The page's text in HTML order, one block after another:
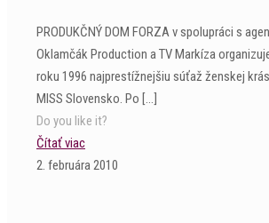
PRODUKČNÝ DOM FORZA v spolupráci s
Oklamčák Production a TV Markíza
roku 1996 najprestížnejšiu súťaž ženskej
MISS Slovensko. Po […]
Do you like it?
Čítať viac
2. februára 2010